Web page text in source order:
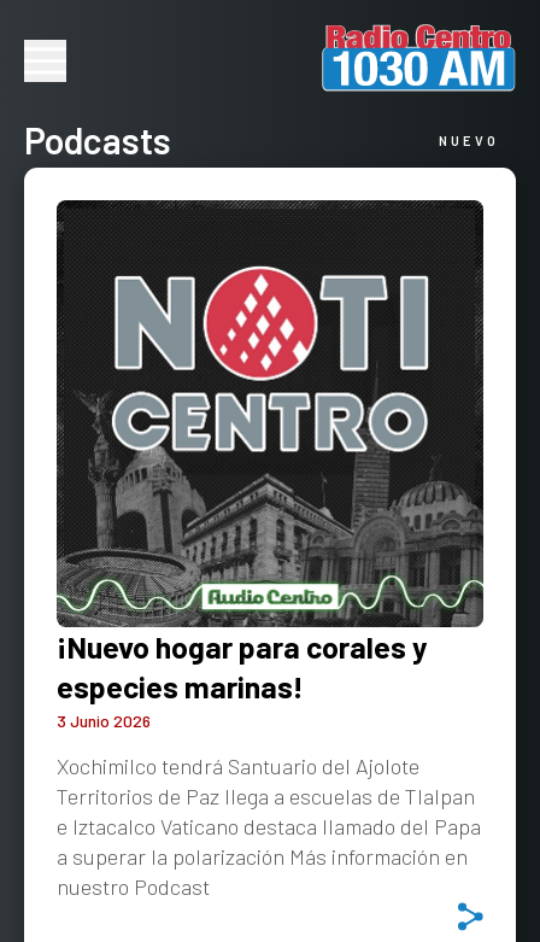
Podcasts NUEVO
¡Nuevo hogar para corales y
especies marinas!
3 Junio 2026
Xochimilco tendrá Santuario del Ajolote
Territorios de Paz llega a escuelas de Tlalpan
e Iztacalco Vaticano destaca llamado del Papa
a superar la polarización Más información en
nuestro Podcast